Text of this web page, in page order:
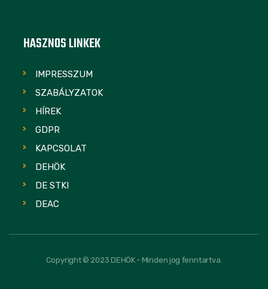
HASZNOS LINKEK
IMPRESSZUM
SZABÁLYZATOK
HÍREK
GDPR
KAPCSOLAT
DEHÖK
DE STKI
DEAC
Copyright © 2023 DEHÖK - Minden jog fenntartva.